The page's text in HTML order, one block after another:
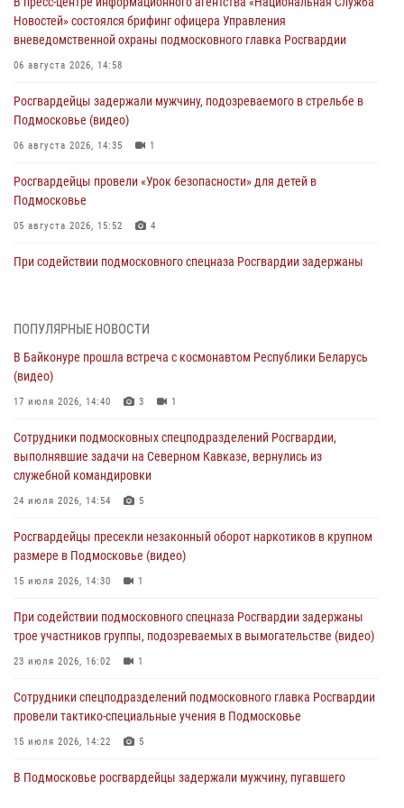
Новостей» состоялся брифинг офицера Управления
вневедомственной охраны подмосковного главка Росгвардии
06 августа 2026, 14:58
Росгвардейцы задержали мужчину, подозреваемого в стрельбе в
Подмосковье (видео)
06 августа 2026, 14:35 1
Росгвардейцы провели «Урок безопасности» для детей в
Подмосковье
05 августа 2026, 15:52 4
При содействии подмосковного спецназа Росгвардии задержаны
05 августа 2026, 15:48 1
Сотрудники спецподразделения подмосковного главка Росгвардии
отработали навыки огневой подготовки на комплексных учениях
04 августа 2026, 12:21
За прошедший месяц росгвардейцы 7386 раз выезжали по
сигналам «Тревога» с охраняемых объектов в Подмосковье
04 августа 2026, 12:15
(видео)
03 августа 2026, 15:32 1
«семейным подрядом» в Подмосковье (видео)
03 августа 2026, 15:08
ПОПУЛЯРНЫЕ НОВОСТИ
В Байконуре прошла встреча с космонавтом Республики Беларусь
(видео)
17 июля 2026, 14:40 3 1
Сотрудники подмосковных спецподразделений Росгвардии,
выполнявшие задачи на Северном Кавказе, вернулись из
служебной командировки
24 июля 2026, 14:54 5
Росгвардейцы пресекли незаконный оборот наркотиков в крупном
размере в Подмосковье (видео)
15 июля 2026, 14:30 1
При содействии подмосковного спецназа Росгвардии задержаны
трое участников группы, подозреваемых в вымогательстве (видео)
23 июля 2026, 16:02 1
Сотрудники спецподразделений подмосковного главка Росгвардии
провели тактико-специальные учения в Подмосковье
15 июля 2026, 14:22 5
В Подмосковье росгвардейцы задержали мужчину, пугавшего